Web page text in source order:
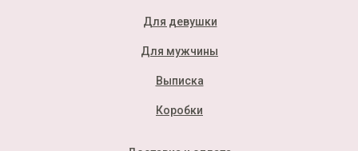
Для девушки
Для мужчины
Выписка
Коробки